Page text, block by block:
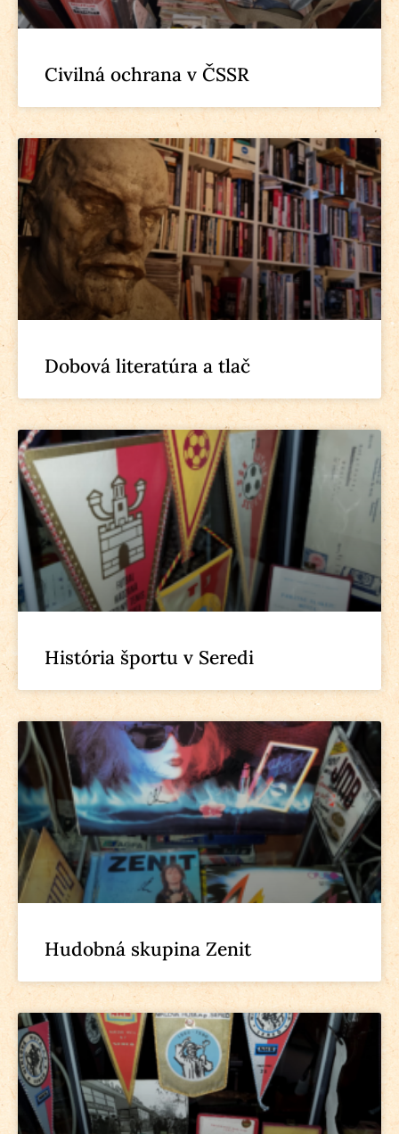
Civilná ochrana v ČSSR
Dobová literatúra a tlač
História športu v Seredi
Hudobná skupina Zenit